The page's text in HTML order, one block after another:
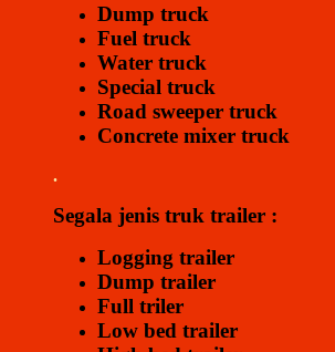
Dump truck
Fuel truck
Water truck
Special truck
Road sweeper truck
Concrete mixer truck
.
Segala jenis truk trailer :
Logging trailer
Dump trailer
Full triler
Low bed trailer